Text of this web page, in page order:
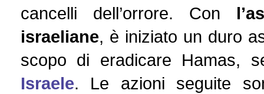
cancelli dell’orrore. Con
israeliane, è iniziato un duro
scopo di eradicare Hamas,
Israele. Le azioni seguite